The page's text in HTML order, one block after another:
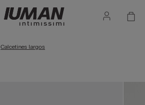
Calcetines largos